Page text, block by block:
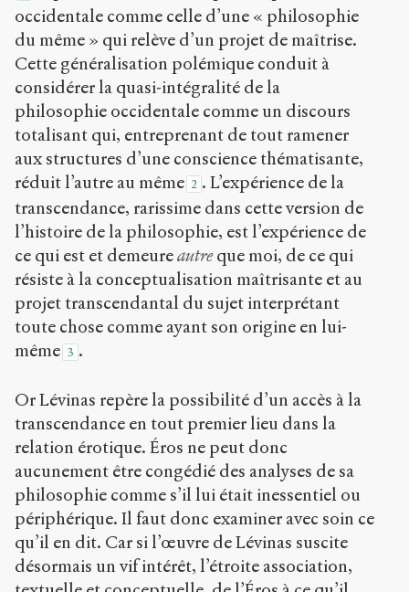
Copier la
référence
Chicago
Copier la
référence
Bibtex
Creative
Commons
Attribution-
NonCommercial-
ShareAlike 4.0
International
4.0) Sens-Public,
2009
version
PDF
occidentale comme celle d’une « philosophie
du même » qui relève d’un projet de maîtrise.
Cette généralisation polémique conduit à
considérer la quasi-intégralité de la
philosophie occidentale comme un discours
totalisant qui, entreprenant de tout ramener
aux structures d’une conscience thématisante,
réduit l’autre au même 2 . L’expérience de la
transcendance, rarissime dans cette version de
l’histoire de la philosophie, est l’expérience de
ce qui est et demeureautreque moi, de ce qui
résiste à la conceptualisation maîtrisante et au
projet transcendantal du sujet interprétant
toute chose comme ayant son origine en lui-
même 3 .
Or Lévinas repère la possibilité d’un accès à la
transcendance en tout premier lieu dans la
relation érotique. Éros ne peut donc
aucunement être congédié des analyses de sa
philosophie comme s’il lui était inessentiel ou
périphérique. Il faut donc examiner avec soin ce
qu’il en dit. Car si l’œuvre de Lévinas suscite
désormais un vif intérêt, l’étroite association,